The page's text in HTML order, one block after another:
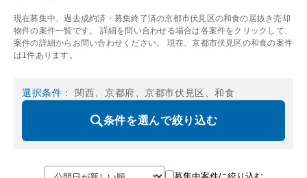
現在募集中、過去成約済・募集終了済の京都市伏見区の和食の居抜き売却
物件の案件一覧です。 詳細を問い合わせる場合は各案件をクリックして、
案件の詳細からお問い合わせください。 現在、京都市伏見区の和食の案件
は1件あります。
選択条件 ： 関西、京都府、京都市伏見区、和食
条件を選んで絞り込む